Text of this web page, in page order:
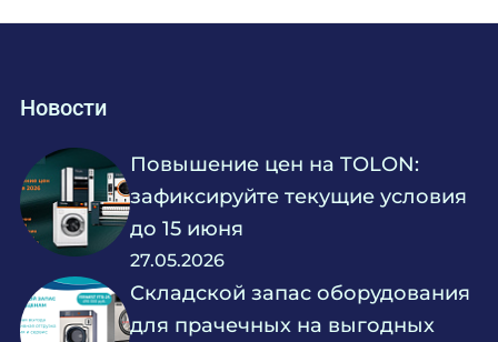
Новости
Повышение цен на TOLON:
зафиксируйте текущие условия
до 15 июня
27.05.2026
Складской запас оборудования
для прачечных на выгодных